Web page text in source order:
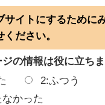
サイトにするために
ださい。
の情報は役に立ち
2:ふつう
かった